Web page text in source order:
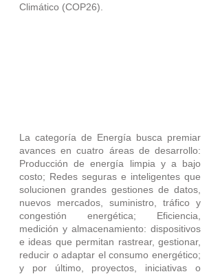
Climático (COP26).
La categoría de Energía busca premiar
avances en cuatro áreas de desarrollo:
Producción de energía limpia y a bajo
costo; Redes seguras e inteligentes que
solucionen grandes gestiones de datos,
nuevos mercados, suministro, tráfico y
congestión energética; Eficiencia,
medición y almacenamiento: dispositivos
e ideas que permitan rastrear, gestionar,
reducir o adaptar el consumo energético;
y por último, proyectos, iniciativas o